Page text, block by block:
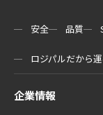
安全 品質
ロジパルだから
企業情報